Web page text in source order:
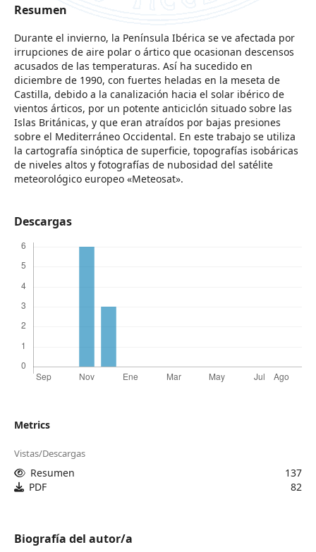
Resumen
Durante el invierno, la Península Ibérica se ve afectada por
irrupciones de aire polar o ártico que ocasionan descensos
acusados de las temperaturas. Así ha sucedido en
diciembre de 1990, con fuertes heladas en la meseta de
Castilla, debido a la canalización hacia el solar ibérico de
vientos árticos, por un potente anticiclón situado sobre las
Islas Británicas, y que eran atraídos por bajas presiones
sobre el Mediterráneo Occidental. En este trabajo se utiliza
la cartografía sinóptica de superficie, topografías isobáricas
de niveles altos y fotografías de nubosidad del satélite
meteorológico europeo «Meteosat».
Descargas
Metrics
Vistas/Descargas
Resumen
137
PDF
82
Biografía del autor/a